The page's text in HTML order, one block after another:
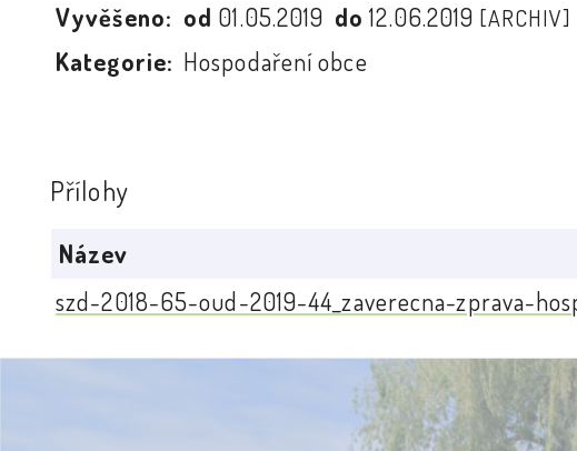
Vyvěšeno: od 01.05.2019 do12.06.2019 [ARCHIV]
Kategorie: Hospodaření obce
Přílohy
Název
szd-2018-65-oud-2019-44_zaverecna-zprava-